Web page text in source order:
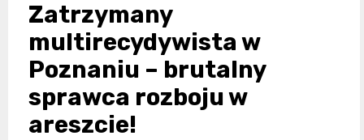
Zatrzymany
multirecydywista w
Poznaniu – brutalny
sprawca rozboju w
areszcie!